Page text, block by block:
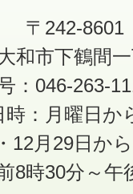
〒242-8601
和市下鶴間
：046-263-
時：月曜日か
12月29日か
8時30分～午